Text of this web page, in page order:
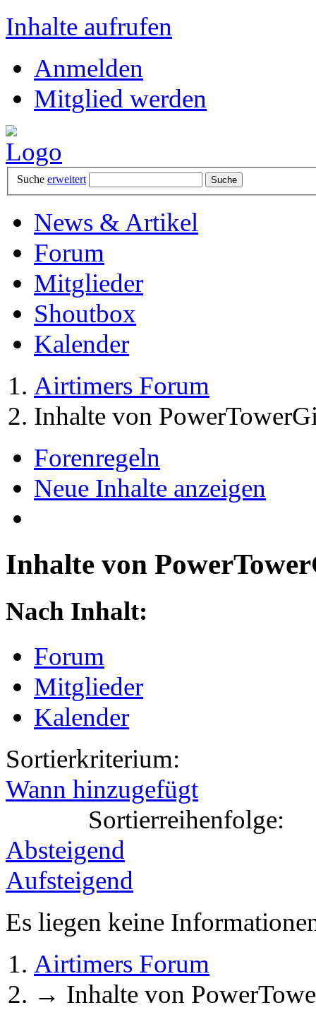
Inhalte aufrufen
Anmelden
Mitglied werden
Suche erweitert
News & Artikel
Forum
Mitglieder
Shoutbox
Kalender
Airtimers Forum
Inhalte von
Forenregeln
Neue Inhalte anzeigen
Inhalte von
Nach Inhalt:
Forum
Mitglieder
Kalender
Sortierkriterium:
Wann hinzugefügt
Sortierreihenfolge:
Absteigend
Aufsteigend
Es liegen keine
Airtimers Forum
→ Inhalte von